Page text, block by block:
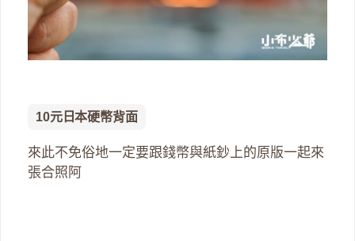
10元日本硬幣背面
來此不免俗地一定要跟錢幣與紙鈔上的原版一起來
張合照阿